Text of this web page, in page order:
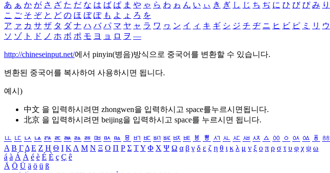
あ ぁ か が さ ざ た だ な は ば ぱ ま や ゃ ら わ ゎ ん い ぃ き ぎ し じ ち ぢ に ひ び ぴ み り
こ ご そ ぞ と ど の ほ ぼ ぽ も よ ょ ろ を
ア ァ カ サ ザ タ ダ ナ ハ バ パ マ ヤ ャ ラ ワ ヮ ン イ ィ キ ギ シ ジ チ ヂ ニ ヒ ビ ピ ミ リ ウ
ソ ゾ ト ド ノ ホ ボ ポ モ ヨ ョ ロ ヲ ―
http://chineseinput.net/에서 pinyin(병음)방식으로 중국어를 변환할 수 있습니다.
변환된 중국어를 복사하여 사용하시면 됩니다.
예시)
中文 을 입력하시려면 zhongwen을 입력하시고 space를누르시면됩니다.
北京 을 입력하시려면 beijing을 입력하시고 space를 누르시면 됩니다.
ㅥ ㅦ ㅧ ㅨ ㅩ ㅪ ㅫ ㅬ ㅭ ㅮ ㅯ ㅰ ㅱ ㅲ ㅳ ㅴ ㅵ ㅶ ㅷ ㅸ ㅹ ㅺ ㅻ ㅼ ㅽ ㅾ ㅿ ㆀ ㆁ ㆂ ㆃ ㆄ ㆅ
Α Β ΓΔ Ε Ζ Η Θ Ι ΚΛ Μ Ν Ξ Ο Π Ρ Σ ΤΥ Φ Χ Ψ Ω α β γ δ ε ζ η θ ι κ λ μ ν ξ ο π ρ σ τ υ φ χ ψ ω
á à Á À é è É È ç Ç ê
Ä Ö Ü ä ö ü ß